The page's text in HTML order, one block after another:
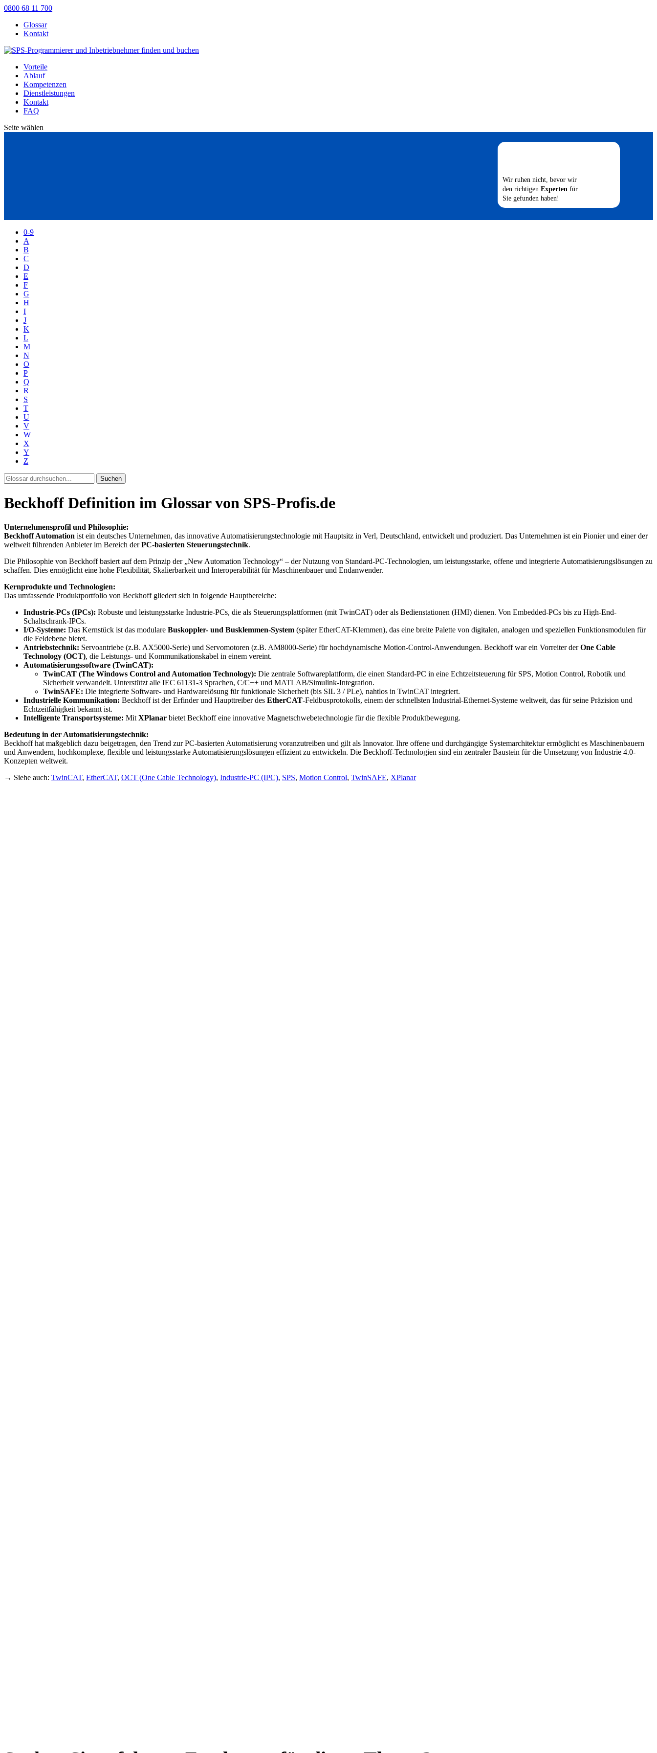
0800 68 11 700
Glossar
Kontakt
Vorteile
Ablauf
Kompetenzen
Dienstleistungen
Kontakt
FAQ
Seite wählen
Wir ruhen nicht, bevor wir
den richtigen Experten für
Sie gefunden haben!
0-9
A
B
C
D
E
F
G
H
I
J
K
L
M
N
O
P
Q
R
S
T
U
V
W
X
Y
Z
Suchen
Beckhoff Definition im Glossar von SPS-Profis.de
Unternehmensprofil und Philosophie:
Beckhoff Automation ist ein deutsches Unternehmen, das innovative Automatisierungstechnologie mit Hauptsitz in Verl, Deutschland, entwickelt und produziert. Das Unternehmen ist ein Pionier und einer der
weltweit führenden Anbieter im Bereich derPC-basierten Steuerungstechnik.
Die Philosophie von Beckhoff basiert auf dem Prinzip der „New Automation Technology“ – der Nutzung von Standard-PC-Technologien, um leistungsstarke, offene und integrierte Automatisierungslösungen zu
schaffen. Dies ermöglicht eine hohe Flexibilität, Skalierbarkeit und Interoperabilität für Maschinenbauer und Endanwender.
Kernprodukte und Technologien:
Das umfassende Produktportfolio von Beckhoff gliedert sich in folgende Hauptbereiche:
Industrie-PCs (IPCs): Robuste und leistungsstarke Industrie-PCs, die als Steuerungsplattformen (mit TwinCAT) oder als Bedienstationen (HMI) dienen. Von Embedded-PCs bis zu High-End-
Schaltschrank-IPCs.
I/O-Systeme: Das Kernstück ist das modulare Buskoppler- und Busklemmen-System (später EtherCAT-Klemmen), das eine breite Palette von digitalen, analogen und speziellen Funktionsmodulen für
die Feldebene bietet.
Antriebstechnik: Servoantriebe (z.B. AX5000-Serie) und Servomotoren (z.B. AM8000-Serie) für hochdynamische Motion-Control-Anwendungen. Beckhoff war ein Vorreiter derOne Cable
Technology (OCT), die Leistungs- und Kommunikationskabel in einem vereint.
Automatisierungssoftware (TwinCAT):
TwinCAT (The Windows Control and Automation Technology): Die zentrale Softwareplattform, die einen Standard-PC in eine Echtzeitsteuerung für SPS, Motion Control, Robotik und
Sicherheit verwandelt. Unterstützt alle IEC 61131-3 Sprachen, C/C++ und MATLAB/Simulink-Integration.
TwinSAFE: Die integrierte Software- und Hardwarelösung für funktionale Sicherheit (bis SIL 3 / PLe), nahtlos in TwinCAT integriert.
Industrielle Kommunikation: Beckhoff ist der Erfinder und Haupttreiber des EtherCAT-Feldbusprotokolls, einem der schnellsten Industrial-Ethernet-Systeme weltweit, das für seine Präzision und
Echtzeitfähigkeit bekannt ist.
Intelligente Transportsysteme: Mit XPlanar bietet Beckhoff eine innovative Magnetschwebetechnologie für die flexible Produktbewegung.
Bedeutung in der Automatisierungstechnik:
Beckhoff hat maßgeblich dazu beigetragen, den Trend zur PC-basierten Automatisierung voranzutreiben und gilt als Innovator. Ihre offene und durchgängige Systemarchitektur ermöglicht es Maschinenbauern
und Anwendern, hochkomplexe, flexible und leistungsstarke Automatisierungslösungen effizient zu entwickeln. Die Beckhoff-Technologien sind ein zentraler Baustein für die Umsetzung von Industrie 4.0-
Konzepten weltweit.
→ Siehe auch: TwinCAT, EtherCAT, OCT (One Cable Technology), Industrie-PC (IPC), SPS, Motion Control, TwinSAFE, XPlanar